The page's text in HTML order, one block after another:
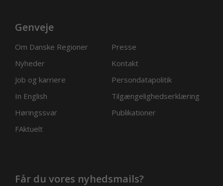
Genveje
Om Danske Regioner
Presse
Nyheder
Kontakt
Job og karriere
Persondatapolitik
In English
Tilgængelighedserklæring
Høringssvar
Publikationer
FAktuelt
Får du vores nyhedsmails?